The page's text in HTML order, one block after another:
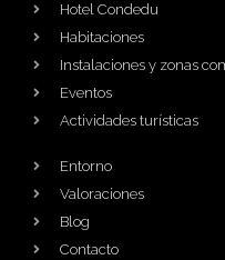
Hotel Condedu
Habitaciones
Instalaciones y zonas
Eventos
Actividades turísticas
Entorno
Valoraciones
Blog
Contacto